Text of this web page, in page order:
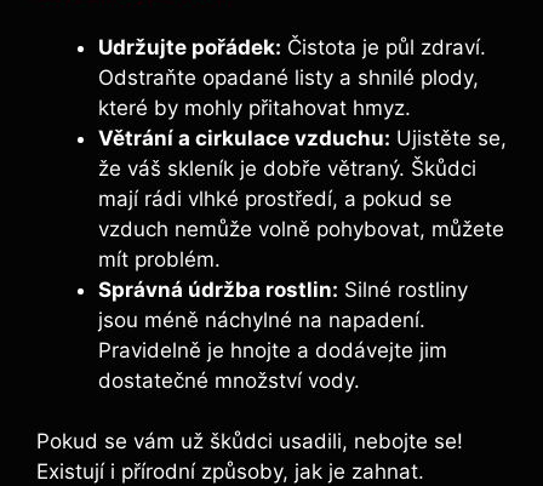
Udržujte pořádek: Čistota je půl zdraví.
Odstraňte opadané listy a shnilé plody,
které by mohly přitahovat hmyz.
Větrání a cirkulace vzduchu: Ujistěte se,
že váš skleník je dobře větraný. Škůdci
mají rádi vlhké prostředí, a pokud se
vzduch nemůže volně pohybovat, můžete
mít problém.
Správná údržba rostlin: Silné rostliny
jsou méně náchylné na napadení.
Pravidelně je hnojte a dodávejte jim
dostatečné množství vody.
Pokud se vám už škůdci usadili, nebojte se!
Existují i přírodní způsoby, jak je zahnat.